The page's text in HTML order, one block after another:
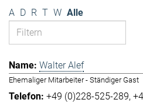
A D R T W Alle
Walter Alef
Ehemaliger Mitarbeiter - Ständiger Gast
+49 (0)228-525-289